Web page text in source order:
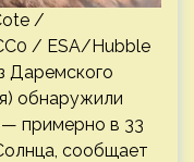
/
/ ESA/Hubble
Даремского
обнаружили
примерно в 33
сообщает